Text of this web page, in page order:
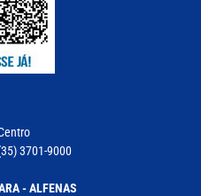
3701-9000
- ALFENAS